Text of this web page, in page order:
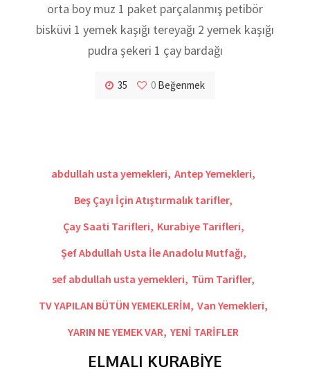
orta boy muz 1 paket parçalanmış petibör
bisküvi 1 yemek kaşığı tereyağı 2 yemek kaşığı
pudra şekeri 1 çay bardağı
35 0 Beğenmek
abdullah usta yemekleri, Antep Yemekleri,
Beş Çayı İçin Atıştırmalık tarifler,
Çay Saati Tarifleri, Kurabiye Tarifleri,
Şef Abdullah Usta İle Anadolu Mutfağı,
sef abdullah usta yemekleri, Tüm Tarifler,
TV YAPILAN BÜTÜN YEMEKLERİM, Van Yemekleri,
YARIN NE YEMEK VAR, YENİ TARİFLER
ELMALI KURABİYE